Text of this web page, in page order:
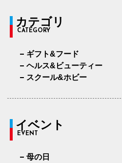
カテゴリ
CATEGORY
ギフト&フード
ヘルス&ビューティー
スクール&ホビー
イベント
EVENT
母の日